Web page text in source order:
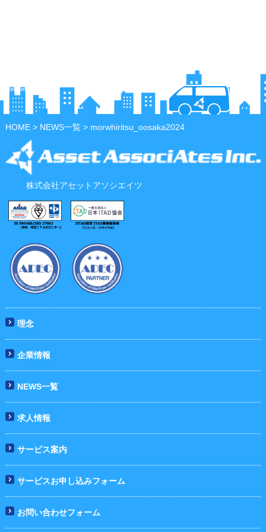
HOME> NEWS一覧> morwhiritsu_oosaka2024
株式会社アセットアソシエイツ
理念
企業情報
NEWS一覧
求人情報
サービス案内
サービスお申し込みフォーム
お問い合わせフォーム